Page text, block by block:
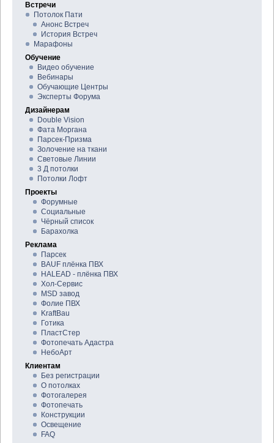
Встречи
Потолок Пати
Анонс Встреч
История Встреч
Марафоны
Обучение
Видео обучение
Вебинары
Обучающие Центры
Эксперты Форума
Дизайнерам
Double Vision
Фата Моргана
Парсек-Призма
Золочение на ткани
Световые Линии
3 Д потолки
Потолки Лофт
Проекты
Форумные
Социальные
Чёрный список
Барахолка
Реклама
Парсек
BAUF плёнка ПВХ
HALEAD - плёнка ПВХ
Хол-Сервис
MSD завод
Фолие ПВХ
KraftBau
Готика
ПластСтер
Фотопечать Адастра
НебоАрт
Клиентам
Без регистрации
О потолках
Фотогалерея
Фотопечать
Конструкции
Освещение
FAQ